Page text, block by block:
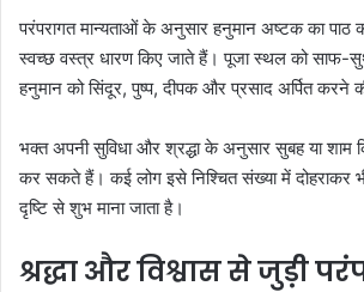
परंपरागत मान्यताओं के अनुसार हनुमान अष्टक का
स्वच्छ वस्त्र धारण किए जाते हैं। पूजा स्थल को साफ-
हनुमान को सिंदूर, पुष्प, दीपक और प्रसाद अर्पित करने
भक्त अपनी सुविधा और श्रद्धा के अनुसार सुबह या शाम
कर सकते हैं। कई लोग इसे निश्चित संख्या में दोहराकर
दृष्टि से शुभ माना जाता है।
श्रद्धा और विश्वास से जुड़ी